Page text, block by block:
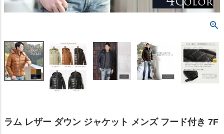
ラム レザー ダウン ジャケット メンズ フード付き 7F